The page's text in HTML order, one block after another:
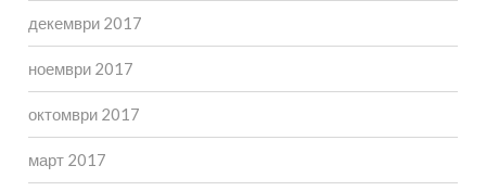
декември 2017
ноември 2017
октомври 2017
март 2017